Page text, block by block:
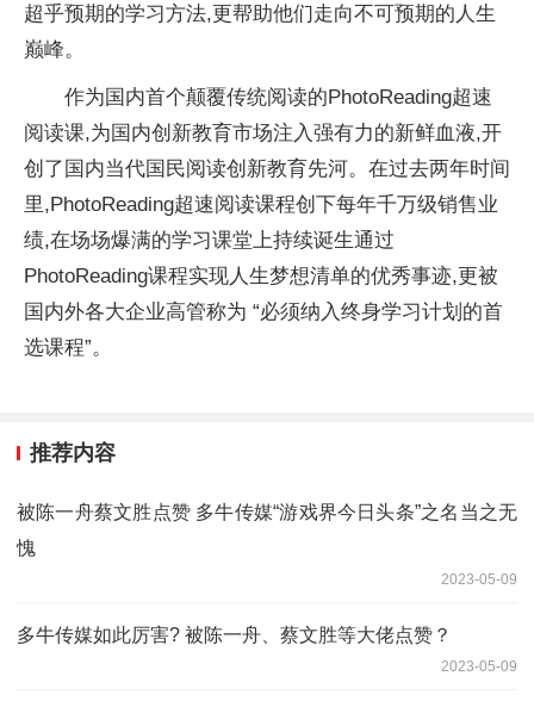
超乎预期的学习方法,更帮助他们走向不可预期的人生
巅峰。
作为国内首个颠覆传统阅读的PhotoReading超速
阅读课,为国内创新教育市场注入强有力的新鲜血液,开
创了国内当代国民阅读创新教育先河。在过去两年时间
里,PhotoReading超速阅读课程创下每年千万级销售业
绩,在场场爆满的学习课堂上持续诞生通过
PhotoReading课程实现人生梦想清单的优秀事迹,更被
国内外各大企业高管称为 “必须纳入终身学习计划的首
选课程”。
推荐内容
被陈一舟蔡文胜点赞 多牛传媒“游戏界今日头条”之名当之无
愧
2023-05-09
多牛传媒如此厉害? 被陈一舟、蔡文胜等大佬点赞？
2023-05-09